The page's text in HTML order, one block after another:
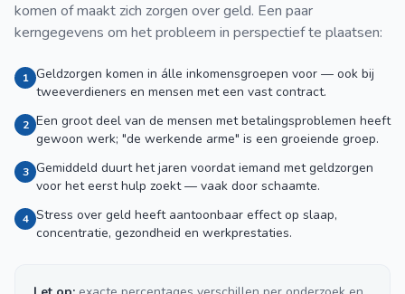
komen of maakt zich zorgen over geld. Een paar
kerngegevens om het probleem in perspectief te plaatsen:
1 Geldzorgen komen in álle inkomensgroepen voor — ook bij
tweeverdieners en mensen met een vast contract.
2 Een groot deel van de mensen met betalingsproblemen heeft
gewoon werk; "de werkende arme" is een groeiende groep.
3 Gemiddeld duurt het jaren voordat iemand met geldzorgen
voor het eerst hulp zoekt — vaak door schaamte.
4 Stress over geld heeft aantoonbaar effect op slaap,
concentratie, gezondheid en werkprestaties.